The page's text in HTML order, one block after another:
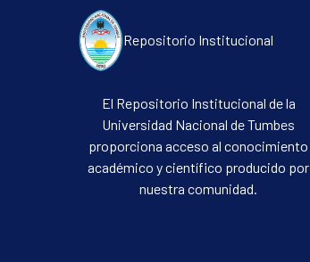
Repositorio Institucional
El Repositorio Institucional de la
Universidad Nacional de Tumbes
proporciona acceso al conocimiento
académico y científico producido por
nuestra comunidad.